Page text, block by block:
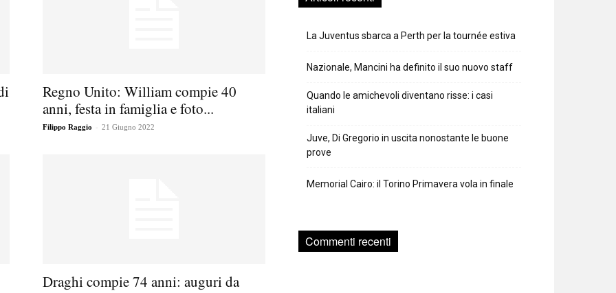
Regno Unito: William compie 40
anni, festa in famiglia e foto...
Filippo Raggio - 21 Giugno 2022
Draghi compie 74 anni: auguri da
La Juventus sbarca a Perth per la tournée estiva
Nazionale, Mancini ha definito il suo nuovo staff
Quando le amichevoli diventano risse: i casi
italiani
Juve, Di Gregorio in uscita nonostante le buone
prove
Memorial Cairo: il Torino Primavera vola in finale
Commenti recenti